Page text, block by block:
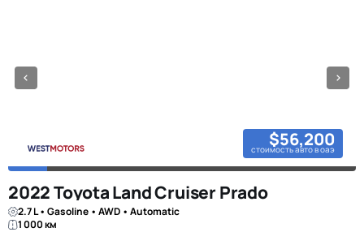
$56,200
стоимость авто в оаэ
2022 Toyota Land Cruiser Prado
2.7 L • Gasoline • AWD • Automatic
1 000 км